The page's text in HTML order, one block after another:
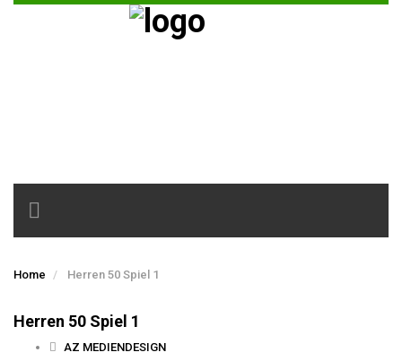
Toggle
navigation
Home Herren 50 Spiel 1
Herren 50 Spiel 1
AZ MEDIENDESIGN